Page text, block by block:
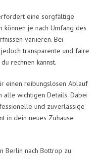
eine sorgfältige
können je nach Umfang des
variieren. Bei
transparente und faire
rechnen kannst.
einen reibungslosen Ablauf
alle wichtigen Details. Dabei
und zuverlässige
in dein neues Zuhause
Berlin nach Bottrop zu